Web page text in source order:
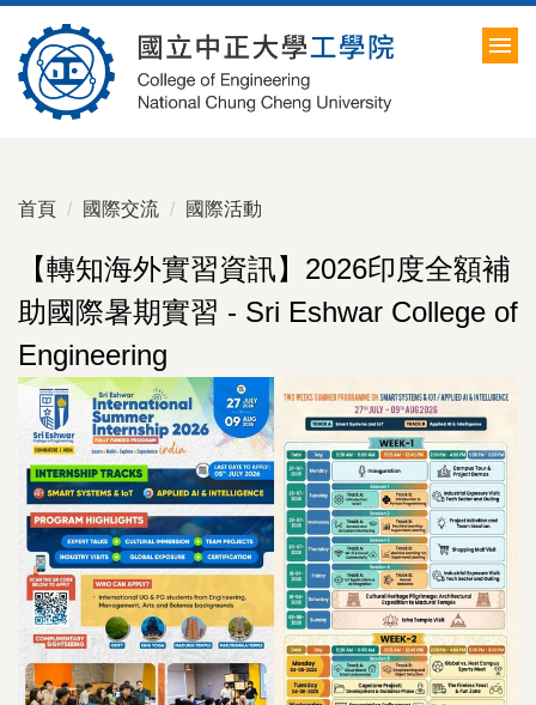
到
主
要
首頁
國際交流 國際活動
【轉知海外實習資訊】2026印度全額補
助國際暑期實習 - Sri Eshwar College of
Engineering